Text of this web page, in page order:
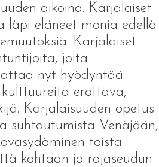
aikoina. Karjalaiset
läpi eläneet monia edellä
Karjalaiset
joita
nyt hyödyntää.
kulttuureita erottava,
Karjalaisuuden opetus
suhtautumista Venäjään,
toista
kohtaan ja rajaseudun